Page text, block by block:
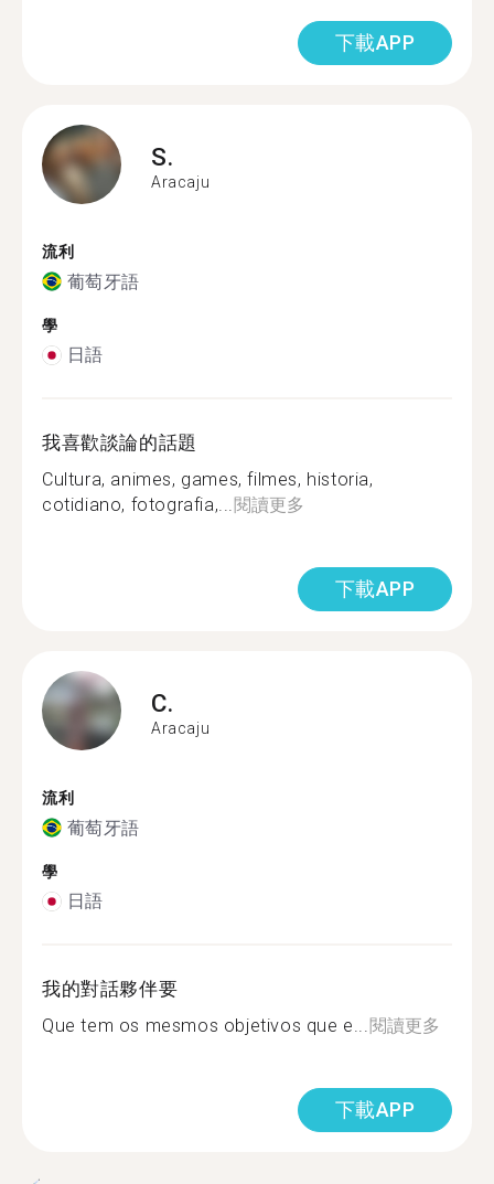
下載APP
S.
Aracaju
流利
葡萄牙語
學
日語
我喜歡談論的話題
Cultura, animes, games, filmes, historia,
cotidiano, fotografia,...閱讀更多
下載APP
C.
Aracaju
流利
葡萄牙語
學
日語
我的對話夥伴要
Que tem os mesmos objetivos que e...閱讀更多
下載APP